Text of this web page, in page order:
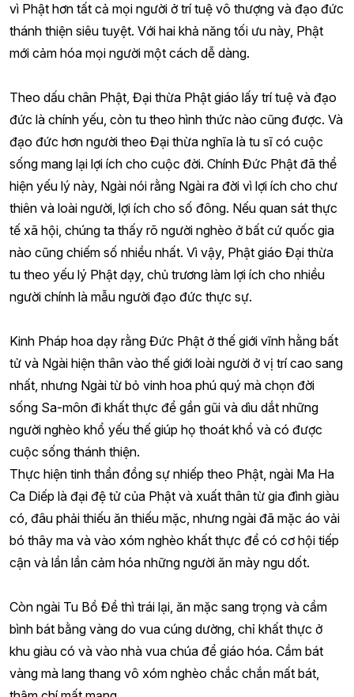
vì Phật hơn tất cả mọi người ở trí tuệ vô thượng và đạo đức
thánh thiện siêu tuyệt. Với hai khả năng tối ưu này, Phật
mới cảm hóa mọi người một cách dễ dàng.
Theo dấu chân Phật, Đại thừa Phật giáo lấy trí tuệ và đạo
đức là chính yếu, còn tu theo hình thức nào cũng được. Và
đạo đức hơn người theo Đại thừa nghĩa là tu sĩ có cuộc
sống mang lại lợi ích cho cuộc đời. Chính Đức Phật đã thể
hiện yếu lý này, Ngài nói rằng Ngài ra đời vì lợi ích cho chư
thiên và loài người, lợi ích cho số đông. Nếu quan sát thực
tế xã hội, chúng ta thấy rõ người nghèo ở bất cứ quốc gia
nào cũng chiếm số nhiều nhất. Vì vậy, Phật giáo Đại thừa
tu theo yếu lý Phật dạy, chủ trương làm lợi ích cho nhiều
người chính là mẫu người đạo đức thực sự.
Kinh Pháp hoa dạy rằng Đức Phật ở thế giới vĩnh hằng bất
tử và Ngài hiện thân vào thế giới loài người ở vị trí cao sang
nhất, nhưng Ngài từ bỏ vinh hoa phú quý mà chọn đời
sống Sa-môn đi khất thực để gần gũi và dìu dắt những
người nghèo khổ yếu thế giúp họ thoát khổ và có được
cuộc sống thánh thiện.
Thực hiện tinh thần đồng sự nhiếp theo Phật, ngài Ma Ha
Ca Diếp là đại đệ tử của Phật và xuất thân từ gia đình giàu
có, đâu phải thiếu ăn thiếu mặc, nhưng ngài đã mặc áo vải
bó thây ma và vào xóm nghèo khất thực để có cơ hội tiếp
cận và lần lần cảm hóa những người ăn mày ngu dốt.
Còn ngài Tu Bồ Đề thì trái lại, ăn mặc sang trọng và cầm
bình bát bằng vàng do vua cúng dường, chỉ khất thực ở
khu giàu có và vào nhà vua chúa để giáo hóa. Cầm bát
vàng mà lang thang vô xóm nghèo chắc chắn mất bát,